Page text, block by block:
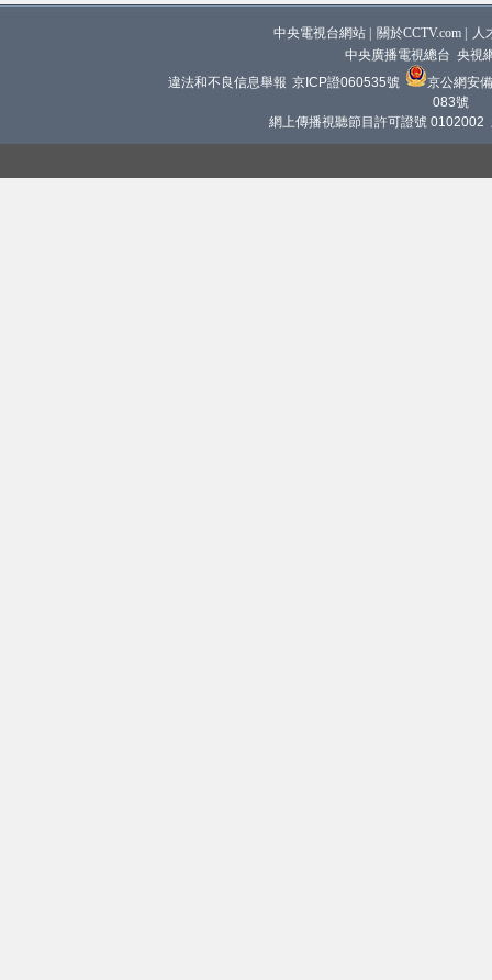
中央電視台網站 關於CCTV.com
人
中央廣播電視總台 央視
違法和不良信息舉報 京ICP證060535號
京公網安
083號
網上傳播視聽節目許可證號 0102002